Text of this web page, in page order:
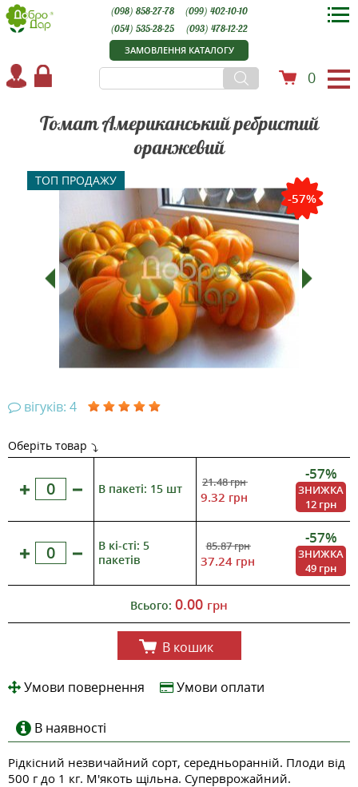
ЗАМОВЛЕННЯ КАТАЛОГУ
0
(098) 858-27-78
(099) 402-10-10
(054) 535-28-25
(093) 478-12-22
Томат Американський ребристий
оранжевий
ТОП ПРОДАЖУ
-57%
вігуків: 4
Оберіть товар
В пакеті: 15 шт 21.48грн
9.32 грн
-57%
ЗНИЖКА
12 грн
В кі-сті: 5
пакетів
85.87грн
37.24 грн
-57%
ЗНИЖКА
49 грн
Всього: 0.00 грн
В кошик
Умови повернення Умови оплати
В наявності
Рідкісний незвичайний сорт, середньоранній. Плоди від
500 г до 1 кг. М'якоть щільна. Суперврожайний.